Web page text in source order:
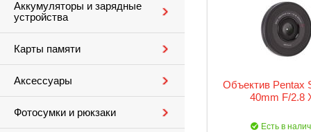
Аккумуляторы и зарядные
устройства
Карты памяти
Аксессуары
Фотосумки и рюкзаки
Объектив Pentax
40mm F/2.8
Есть в